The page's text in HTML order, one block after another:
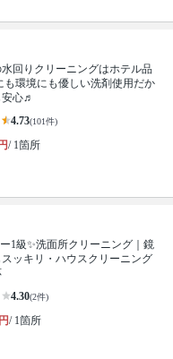
水回りクリーニングはホテル品
環境にも優しい洗剤使用だか
安心♬
4.73(101件)
/ 1箇所
1級✨洗面所クリーニング｜鏡
ッキリ・ハウスクリーニング
4.30(2件)
/ 1箇所